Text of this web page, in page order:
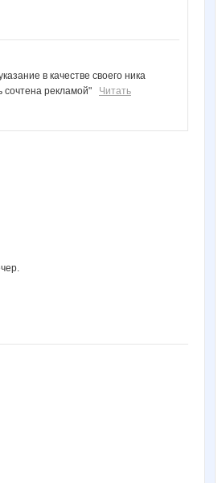
в качестве своего ника
сочтена рекламой" Читать